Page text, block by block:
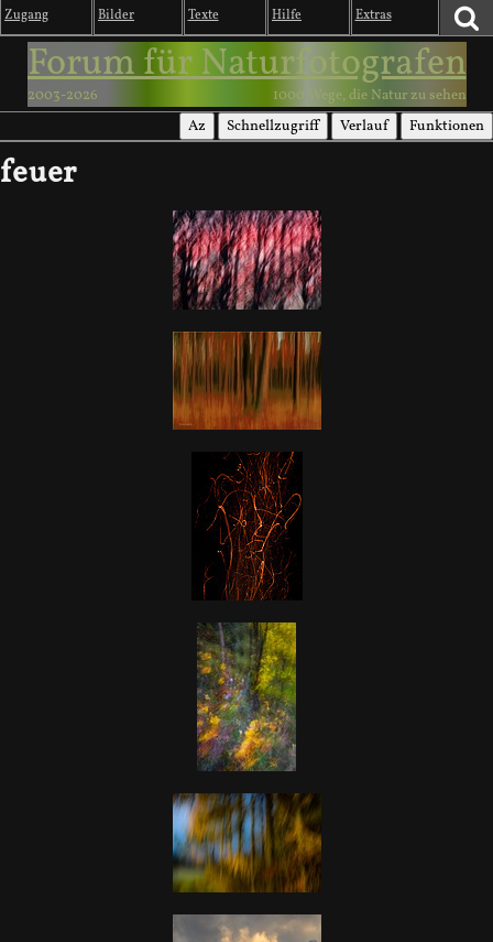
Zugang Bilder Texte Hilfe Extras
Forum für Naturfotografen
2003-2026 1000 Wege, die Natur zu sehen
Az Schnellzugriff Verlauf Funktionen
feuer